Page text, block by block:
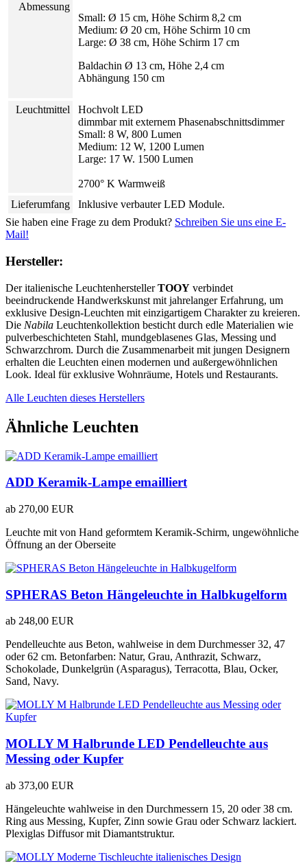
Abmessung
Small: Ø 15 cm, Höhe Schirm 8,2 cm
Medium: Ø 20 cm, Höhe Schirm 10 cm
Large: Ø 38 cm, Höhe Schirm 17 cm
Baldachin Ø 13 cm, Höhe 2,4 cm
Abhängung 150 cm
Leuchtmittel
Hochvolt LED
dimmbar mit externem Phasenabschnittsdimmer
Small: 8 W, 800 Lumen
Medium: 12 W, 1200 Lumen
Large: 17 W. 1500 Lumen
2700° K Warmweiß
Lieferumfang
Inklusive verbauter LED Module.
Sie haben eine Frage zu dem Produkt? Schreiben Sie uns eine E-
Mail!
Hersteller:
Der italienische LeuchtenherstellerTOOY verbindet
beeindruckende Handwerkskunst mit jahrelanger Erfahrung, um
exklusive Design-Leuchten mit einzigartigem Charakter zu kreieren.
Die Nabila Leuchtenkollektion besticht durch edle Materialien wie
pulverbeschichteten Stahl, mundgeblasenes Glas, Messing und
Schwarzchrom. Durch die Zusammenarbeit mit jungen Designern
erhalten die Leuchten einen modernen und außergewöhnlichen
Look. Ideal für exklusive Wohnräume, Hotels und Restaurants.
Alle Leuchten dieses Herstellers
Ähnliche Leuchten
ADD Keramik-Lampe emailliert
ab 270,00 EUR
Leuchte mit von Hand geformtem Keramik-Schirm, ungewöhnliche
Öffnung an der Oberseite
SPHERAS Beton Hängeleuchte in Halbkugelform
ab 248,00 EUR
Pendelleuchte aus Beton, wahlweise in dem Durchmesser 32, 47
oder 62 cm. Betonfarben: Natur, Grau, Anthrazit, Schwarz,
Schokolade, Dunkelgrün (Asparagus), Terracotta, Blau, Ocker,
Sand, Navy.
MOLLY M Halbrunde LED Pendelleuchte aus
Messing oder Kupfer
ab 373,00 EUR
Hängeleuchte wahlweise in den Durchmessern 15, 20 oder 38 cm.
Ring aus Messing, Kupfer, Zinn sowie Grau oder Schwarz lackiert.
Plexiglas Diffusor mit Diamantstruktur.